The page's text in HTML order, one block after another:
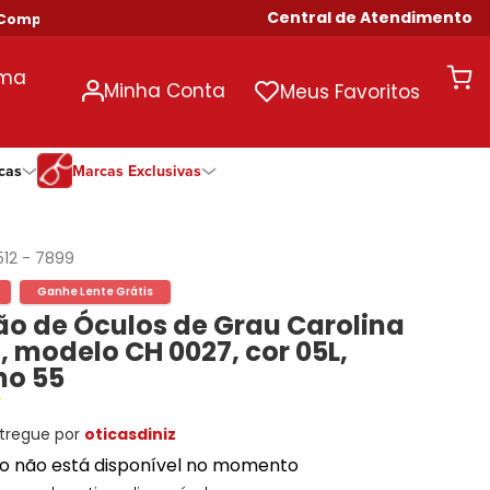
Acima de R$ 699! Central de Atendimento
Minha Conta Meus Favoritos
Hit
DNZ
Ono
Todas Exclusivas
Hit
DNZ
Ono
Todas Exclusivas
Mensal
Anual
Todas as Durações
Dii Collection
Hit
Ono
Marcas Exclusivas
- 7899
Ganhe Lente Grátis
de Óculos de Grau Carolina
modelo CH 0027, cor 05L,
55
por oticasdiniz
não está disponível no momento